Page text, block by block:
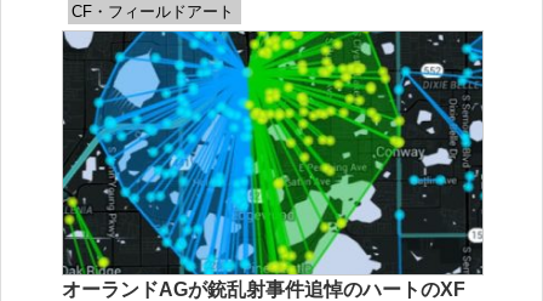
CF・フィールドアート
オーランドAGが銃乱射事件追悼のハートのXF